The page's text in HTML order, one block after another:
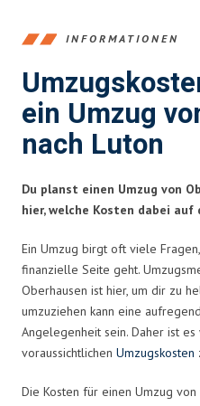
INFORMATIONEN
ein Umzug
nach Luton
Du planst einen Umzug von
hier, welche Kosten dabei
Ein Umzug birgt oft viele
finanzielle Seite geht.
Oberhausen ist hier, um dir zu
umzuziehen kann eine
Angelegenheit sein. Daher ist
voraussichtlichen Umzugskosten
Die Kosten für einen Umzug